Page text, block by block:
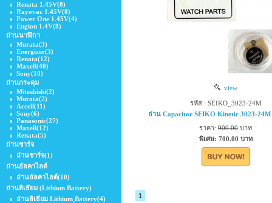
Renata 1.45V(8)
Rayovac 1.45V(8)
Power One 1.45V(4)
Engion 1.4V(8)
ถ่านนาฬิกา
Murata(3)
Energizer(3)
Renata(12)
Maxell(40)
Sony(10)
ถ่านกระดุม
Mitsubishi(2)
Murata(2)
Accell(11)
Sony(6)
Panasonic(27)
Maxell(12)
Renata(5)
ถ่านชาร์จ
ถ่านชาร์จ(1)
ถ่านอัลคาไลด์
ถ่านอัลคาไลด์(10)
ถ่านลิเธียม (Lithium Battery)
ถ่านลิเธียม Lithium ฺBattery(4)
view
รหัส : SEIKO_3023-24M
ถ่าน Capacitor SEIKO Kinetic 3023-
ราคา: 900.00 บาท
พิเศษ: 700.00 บาท
1